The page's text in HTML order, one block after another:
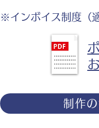
※インボイス制度（
制作